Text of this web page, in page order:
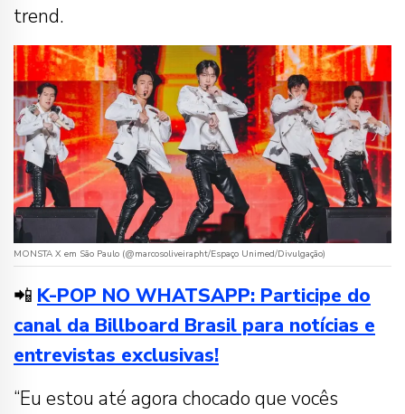
trend.
MONSTA X em São Paulo (@marcosoliveirapht/Espaço Unimed/Divulgação)
📲 K-POP NO WHATSAPP: Participe do
canal da Billboard Brasil para notícias e
entrevistas exclusivas!
“Eu estou até agora chocado que vocês